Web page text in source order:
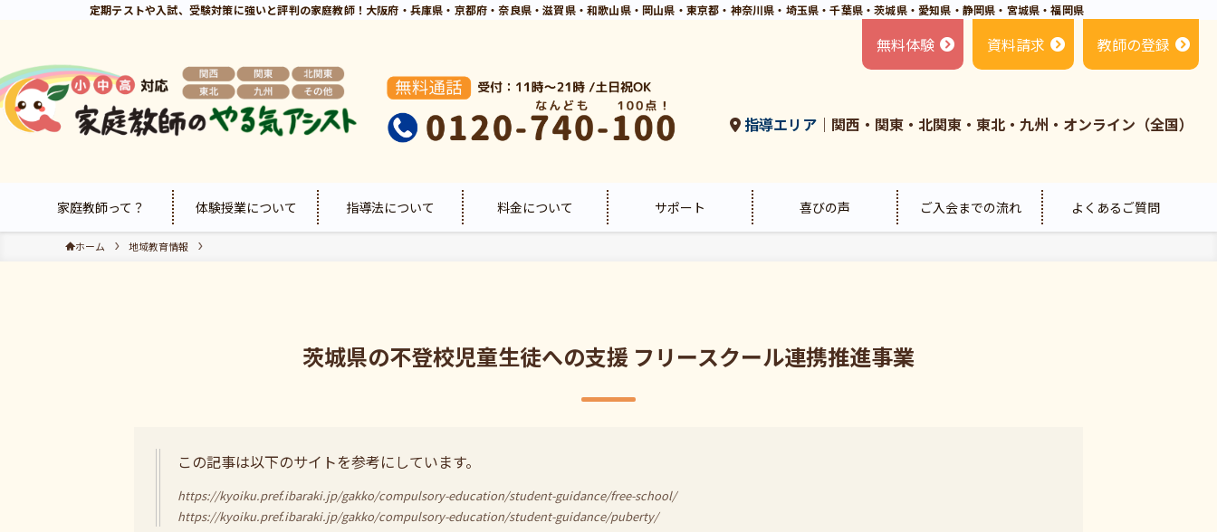
定期テストや入試、受験対策に強いと評判の家庭教師！大阪府・兵庫県・京都府・奈良県・滋賀県・和歌山県・岡山県・東京都・神奈川県・埼玉県・千葉県・茨城県・愛知県・静岡県・宮城県・福岡県
家庭教師って？ 体験授業について 指導法について 料金について サポート 喜びの声 ご入会までの流れ よくあるご質問
指導エリア｜関西・関東・北関東・東北・九州・オンライン（全国）
無料体験 資料請求 教師の登録
ホーム 地域教育情報
茨城県の不登校児童生徒への支援 フリースクール連携推進事業
この記事は以下のサイトを参考にしています。
https://kyoiku.pref.ibaraki.jp/gakko/compulsory-education/student-guidance/free-school/
https://kyoiku.pref.ibaraki.jp/gakko/compulsory-education/student-guidance/puberty/